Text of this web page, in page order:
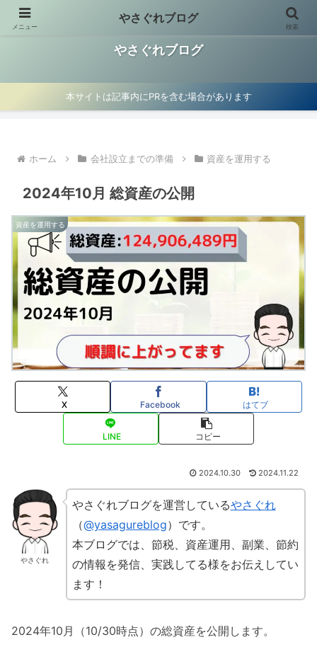
やさぐれブログ
本サイトは記事内にPRを含む場合があります
ホーム 会社設立までの準備 資産を運用する
2024年10月 総資産の公開
資産を運用する
X Facebook はてブ
LINE コピー
2024.10.30 2024.11.22
やさぐれ
やさぐれブログを運営しているやさぐれ
（@yasagureblog）です。
本ブログでは、節税、資産運用、副業、節約
の情報を発信、実践してる様をお伝えしてい
ます！
2024年10月（10/30時点）の総資産を公開します。
メニュー
やさぐれブログ
検索